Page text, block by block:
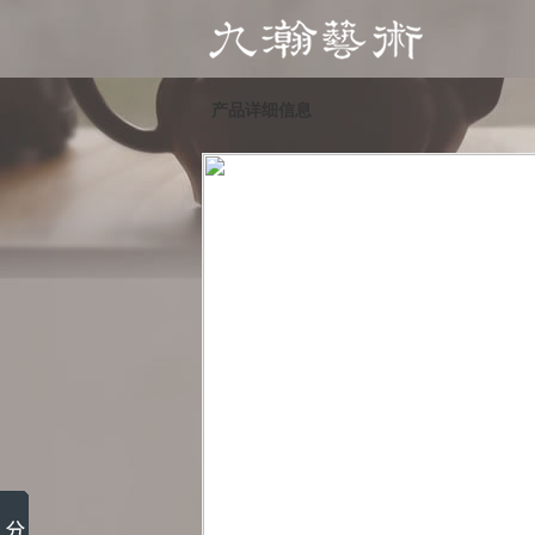
产品详细信息